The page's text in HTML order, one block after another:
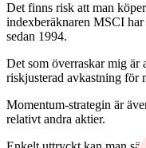
Det finns risk att man
indexberäknaren MSCI
sedan 1994.
Det som överraskar mig är
riskjusterad avkastning för
Momentum-strategin är
relativt andra aktier.